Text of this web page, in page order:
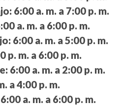
6:00 a. m. a 7:00 p. m.
a. m. a 6:00 p. m.
6:00 a. m. a 5:00 p. m.
p. m. a 6:00 p. m.
6:00 a. m. a 2:00 p. m.
a 4:00 p. m.
6:00 a. m. a 6:00 p. m.